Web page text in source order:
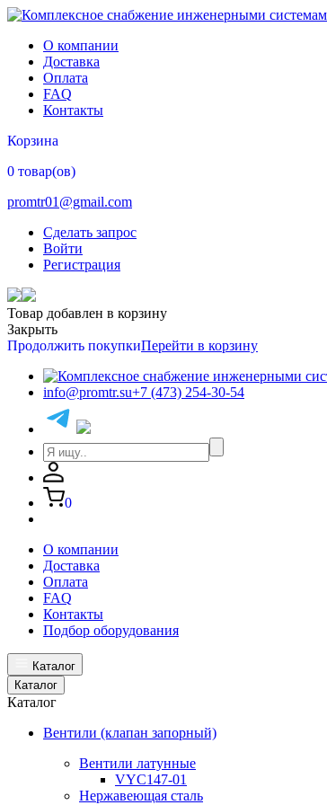
О компании
Доставка
Оплата
FAQ
Контакты
Корзина
0 товар(ов)
promtr01@gmail.com
Сделать запрос
Войти
Регистрация
Товар добавлен в корзину
Закрыть
Продолжить покупкиПерейти в корзину
info@promtr.su+7 (473) 254-30-54
0
О компании
Доставка
Оплата
FAQ
Контакты
Подбор оборудования
Каталог
Каталог
Каталог
Вентили (клапан запорный)
Вентили латунные
VYC147-01
Нержавеющая сталь